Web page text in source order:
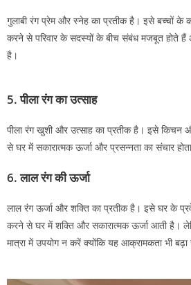
गुलाबी रंग प्रेम और स्नेह का प्रतीक है। इसे बच्चों के
करने से परिवार के सदस्यों के बीच संबंध मजबूत होते हैं
है।
5.पीला रंग का उत्साह
पीला रंग खुशी और उत्साह का प्रतीक है। इसे किचन
से घर में सकारात्मक ऊर्जा और प्रसन्नता का संचार
6.लाल रंग की ऊर्जा
लाल रंग ऊर्जा और शक्ति का प्रतीक है। इसे घर के
करने से घर में शक्ति और सकारात्मक ऊर्जा आती है।
मात्रा में उपयोग न करें क्योंकि यह आक्रामकता भी